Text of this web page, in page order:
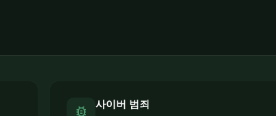
bug_report 사이버 범죄